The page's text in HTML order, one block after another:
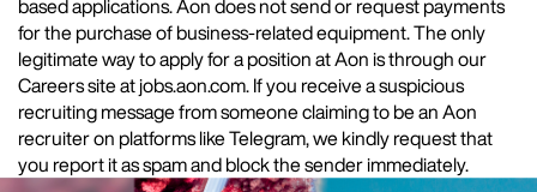
based applications. Aon does not send or request payments
for the purchase of business-related equipment. The only
legitimate way to apply for a position at Aon is through our
Careers site at jobs.aon.com. If you receive a suspicious
recruiting message from someone claiming to be an Aon
recruiter on platforms like Telegram, we kindly request that
you report it as spam and block the sender immediately.